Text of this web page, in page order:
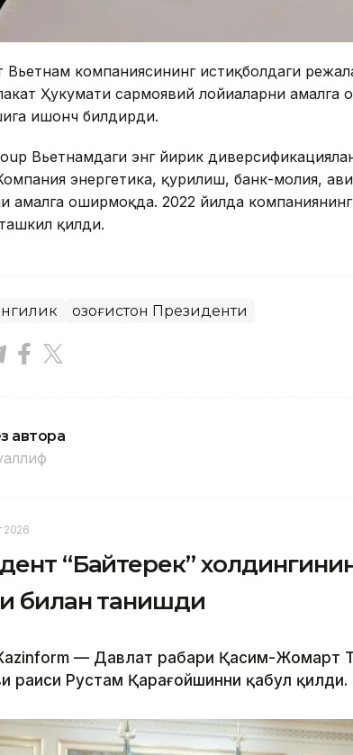
Вьетнам компаниясининг истиқболдаги
Ҳукумати сармоявий лойиҳаларни амалга
ишонч билдирди.
Вьетнамдаги энг йирик
энергетика, қурилиш, банк-молия,
амалга оширмоқда. 2022 йилда
қилди.
Қозоғистон Президенти
автора
2026
“Байтерек”
билан танишди
— Давлат раҳбари Қасим-Жомарт
раиси Рустам Қарағойшинни қабул қилди.